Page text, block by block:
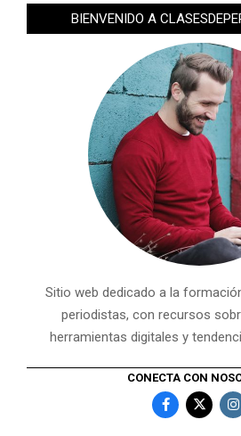
BIENVENIDO A
Sitio web dedicado a la
periodistas, con recursos
herramientas digitales y
CONECTA CON